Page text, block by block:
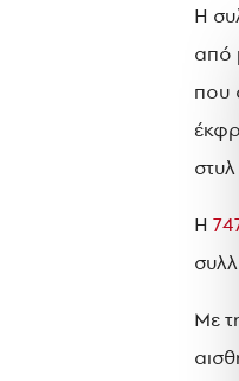
Η
από
που
Η
Με